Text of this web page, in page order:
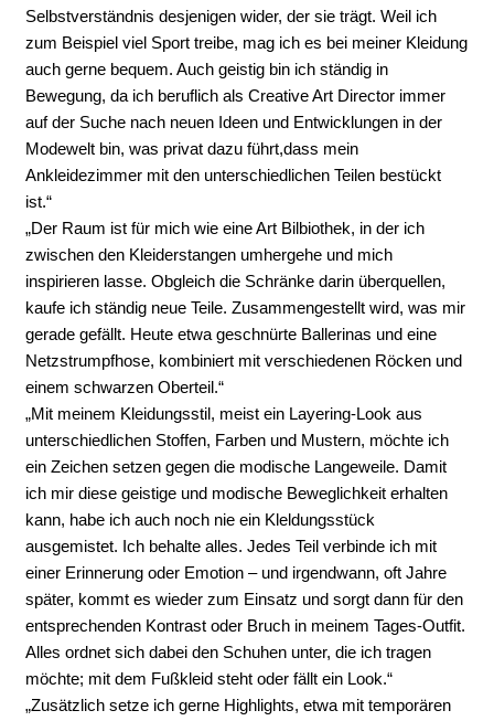
Selbstverständnis desjenigen wider, der sie trägt. Weil ich
zum Beispiel viel Sport treibe, mag ich es bei meiner Kleidung
auch gerne bequem. Auch geistig bin ich ständig in
Bewegung, da ich beruflich als Creative Art Director immer
auf der Suche nach neuen Ideen und Entwicklungen in der
Modewelt bin, was privat dazu führt,dass mein
Ankleidezimmer mit den unterschiedlichen Teilen bestückt
ist.“
„Der Raum ist für mich wie eine Art Bilbiothek, in der ich
zwischen den Kleiderstangen umhergehe und mich
inspirieren lasse. Obgleich die Schränke darin überquellen,
kaufe ich ständig neue Teile. Zusammengestellt wird, was mir
gerade gefällt. Heute etwa geschnürte Ballerinas und eine
Netzstrumpfhose, kombiniert mit verschiedenen Röcken und
einem schwarzen Oberteil.“
„Mit meinem Kleidungsstil, meist ein Layering-Look aus
unterschiedlichen Stoffen, Farben und Mustern, möchte ich
ein Zeichen setzen gegen die modische Langeweile. Damit
ich mir diese geistige und modische Beweglichkeit erhalten
kann, habe ich auch noch nie ein Kleldungsstück
ausgemistet. Ich behalte alles. Jedes Teil verbinde ich mit
einer Erinnerung oder Emotion – und irgendwann, oft Jahre
später, kommt es wieder zum Einsatz und sorgt dann für den
entsprechenden Kontrast oder Bruch in meinem Tages-Outfit.
Alles ordnet sich dabei den Schuhen unter, die ich tragen
möchte; mit dem Fußkleid steht oder fällt ein Look.“
„Zusätzlich setze ich gerne Highlights, etwa mit temporären